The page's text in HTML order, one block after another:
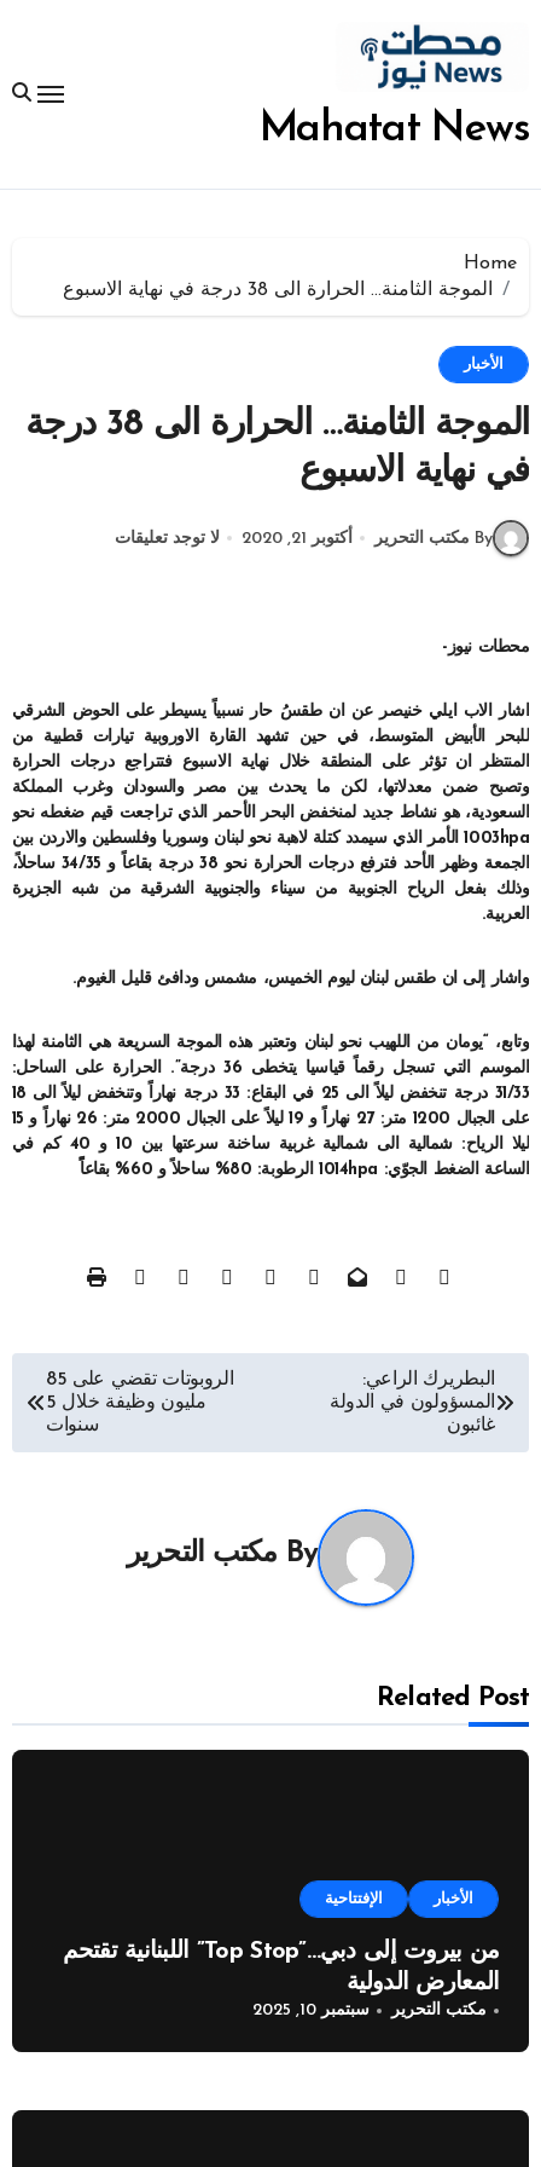
المحتوى
Mahatat News
Home
الموجة الثامنة… الحرارة الى 38 درجة في نهاية الاسبوع
الأخبار
الموجة الثامنة… الحرارة الى 38 درجة
في نهاية الاسبوع
By مكتب التحرير أكتوبر 21, 2020 لا توجد تعليقات
محطات نيوز-
اشار الاب ايلي خنيصر عن ان طقسُ حار نسبياً يسيطر على الحوض الشرقي
للبحر الأبيض المتوسط، في حين تشهد القارة الاوروبية تيارات قطبية من
المنتظر ان تؤثر على المنطقة خلال نهاية الاسبوع فتتراجع درجات الحرارة
وتصبح ضمن معدلاتها، لكن ما يحدث بين مصر والسودان وغرب المملكة
السعودية، هو نشاط جديد لمنخفض البحر الأحمر الذي تراجعت قيم ضغطه نحو
1003hpa الأمر الذي سيمدد كتلة لاهبة نحو لبنان وسوريا وفلسطين والاردن بين
الجمعة وظهر الأحد فترفع درجات الحرارة نحو 38 درجة بقاعاً و 34/35 ساحلاً،
وذلك بفعل الرياح الجنوبية من سيناء والجنوبية الشرقية من شبه الجزيرة
العربية.
واشار إلى ان طقس لبنان ليوم الخميس، مشمس ودافئ قليل الغيوم.
وتابع، “يومان من اللهيب نحو لبنان وتعتبر هذه الموجة السريعة هي الثامنة لهذا
الموسم التي تسجل رقماً قياسيا يتخطى 36 درجة”. الحرارة على الساحل:
31/33 درجة تنخفض ليلاً الى 25 في البقاع: 33 درجة نهاراً وتنخفض ليلاً الى 18
على الجبال 1200 متر: 27 نهاراً و 19 ليلاً على الجبال 2000 متر: 26 نهاراً و 15
ليلا الرياح: شمالية الى شمالية غربية ساخنة سرعتها بين 10 و 40 كم في
الساعة الضغط الجوّي: 1014hpa الرطوبة: 80% ساحلاً و 60% بقاعاًً
تصفّح
المقالات
البطريرك الراعي:
المسؤولون في الدولة
غائبون
الروبوتات تقضي على 85
مليون وظيفة خلال 5
سنوات
By مكتب التحرير
Related Post
الأخبار الإفتتاحية
من بيروت إلى دبي…”Top Stop” اللبنانية تقتحم
المعارض الدولية
مكتب التحرير سبتمبر 10, 2025